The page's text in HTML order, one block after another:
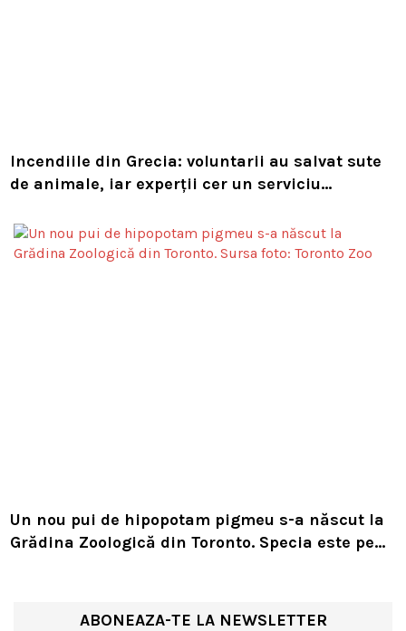
Incendiile din Grecia: voluntarii au salvat sute
de animale, iar experții cer un serviciu
Un nou pui de hipopotam pigmeu s-a născut la
Grădina Zoologică din Toronto. Specia este pe
ABONEAZA-TE LA NEWSLETTER